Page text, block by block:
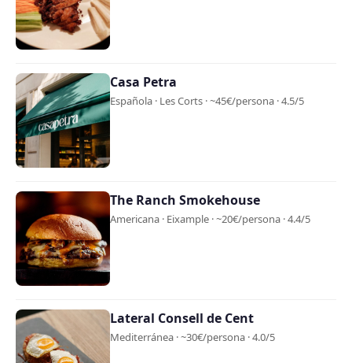
Casa Petra
Española · Les Corts · ~45€/persona · 4.5/5
The Ranch Smokehouse
Americana · Eixample · ~20€/persona · 4.4/5
Lateral Consell de Cent
Mediterránea · ~30€/persona · 4.0/5